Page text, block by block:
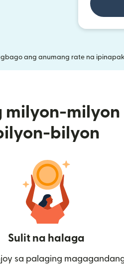
ang anumang rate na
bilyon
Sulit na halaga
sa palaging